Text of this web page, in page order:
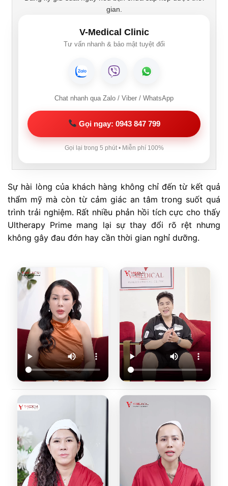
gian.
V-Medical Clinic
Tư vấn nhanh & bảo mật tuyệt đối
Chat nhanh qua Zalo / Viber / WhatsApp
Gọi ngay: 0943 847 799
Gọi lại trong 5 phút • Miễn phí 100%
Sự hài lòng của khách hàng không chỉ đến từ kết quả
thẩm mỹ mà còn từ cảm giác an tâm trong suốt quá
trình trải nghiệm. Rất nhiều phản hồi tích cực cho thấy
Ultherapy Prime mang lại sự thay đổi rõ rệt nhưng
không gây đau đớn hay cần thời gian nghỉ dưỡng.